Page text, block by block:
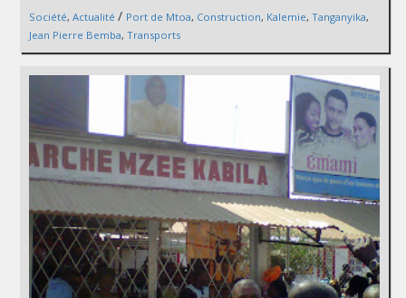
Société, Actualité / Port de Mtoa, Construction, Kalemie, Tanganyika,
Jean Pierre Bemba, Transports